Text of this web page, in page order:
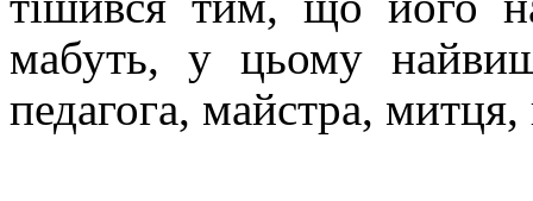
мабуть, у цьому
педагога, майстра,